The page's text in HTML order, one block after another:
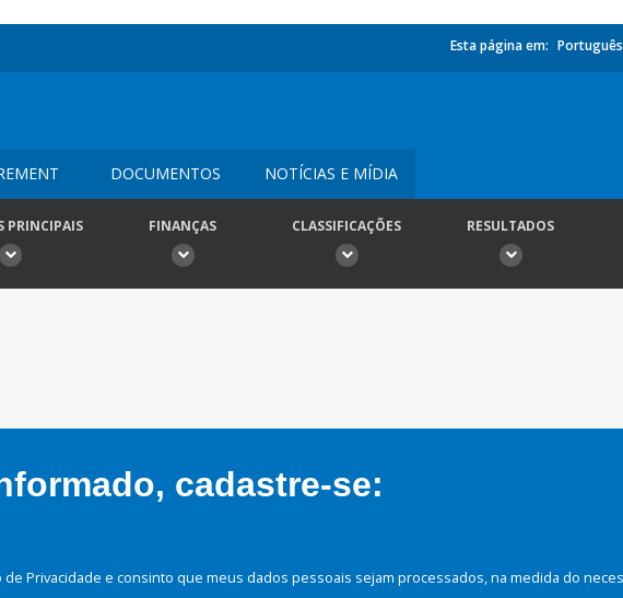
Esta página em: Português
DOCUMENTOS NOTÍCIAS E MÍDIA
PRINCIPAIS FINANÇAS CLASSIFICAÇÕES RESULTADOS
cadastre-se:
Privacidade e consinto que meus dados pessoais sejam processados, na medida do